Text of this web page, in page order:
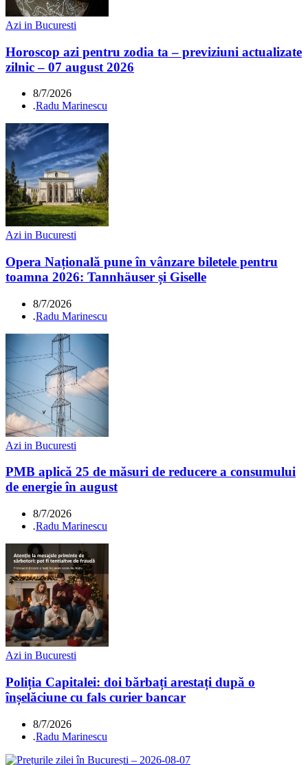
Azi in Bucuresti
Horoscop azi pentru zodia ta – previziuni actualizate
zilnic – 07 august 2026
8/7/2026
.Radu Marinescu
Azi in Bucuresti
Opera Națională pune în vânzare biletele pentru
toamna 2026: Tannhäuser și Giselle
8/7/2026
.Radu Marinescu
Azi in Bucuresti
PMB aplică 25 de măsuri de reducere a consumului
de energie în august
8/7/2026
.Radu Marinescu
Azi in Bucuresti
Poliția Capitalei: doi bărbați arestați după o
înșelăciune cu fals curier bancar
8/7/2026
.Radu Marinescu